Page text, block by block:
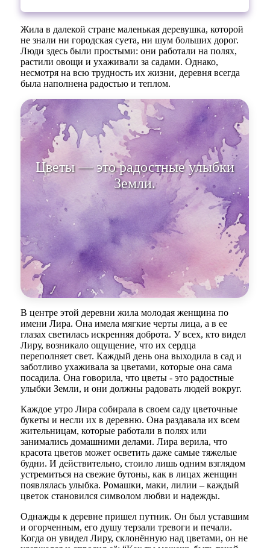
Жила в далекой стране маленькая деревушка, которой
не знали ни городская суета, ни шум больших дорог.
Люди здесь были простыми: они работали на полях,
растили овощи и ухаживали за садами. Однако,
несмотря на всю трудность их жизни, деревня всегда
была наполнена радостью и теплом.
В центре этой деревни жила молодая женщина по
имени Лира. Она имела мягкие черты лица, а в ее
глазах светилась искренняя доброта. У всех, кто видел
Лиру, возникало ощущение, что их сердца
переполняет свет. Каждый день она выходила в сад и
заботливо ухаживала за цветами, которые она сама
посадила. Она говорила, что цветы - это радостные
улыбки Земли, и они должны радовать людей вокруг.
Каждое утро Лира собирала в своем саду цветочные
букеты и несли их в деревню. Она раздавала их всем
жительницам, которые работали в полях или
занимались домашними делами. Лира верила, что
красота цветов может осветить даже самые тяжелые
будни. И действительно, стоило лишь одним взглядом
устремиться на свежие бутоны, как в лицах женщин
появлялась улыбка. Ромашки, маки, лилии – каждый
цветок становился символом любви и надежды.
Однажды к деревне пришел путник. Он был уставшим
и огорченным, его душу терзали тревоги и печали.
Когда он увидел Лиру, склонённую над цветами, он не